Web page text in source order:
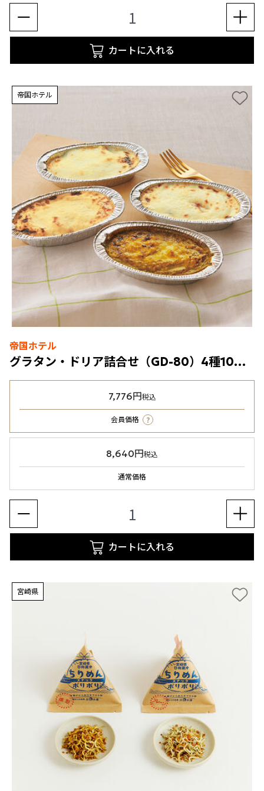
カートに入れる
帝国ホテル
帝国ホテル
グラタン・ドリア詰合せ（GD-80）4種10個入（冷凍食品）
7,776円税込
会員価格 ?
8,640円税込
通常価格
カートに入れる
宮崎県